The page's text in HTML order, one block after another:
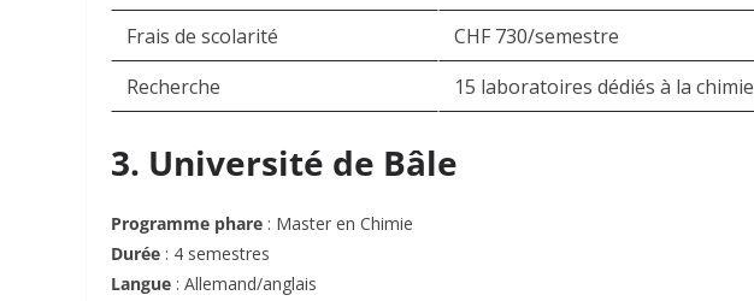
Frais de scolarité
CHF 730/semestre
Recherche
15 laboratoires dédiés à la chimie
3. Université de Bâle
Programme phare : Master en Chimie
Durée : 4 semestres
Langue : Allemand/anglais